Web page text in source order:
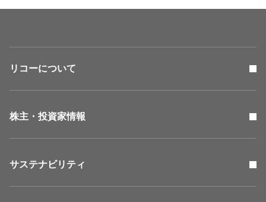
リコーについて
株主・投資家情報
サステナビリティ